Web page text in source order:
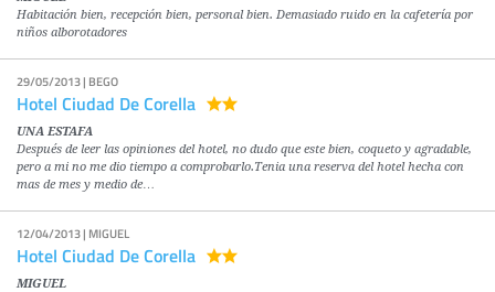
Habitación bien, recepción bien, personal bien. Demasiado ruido en la cafetería por
niños alborotadores
29/05/2013 | BEGO
Hotel Ciudad De Corella
UNA ESTAFA
Después de leer las opiniones del hotel, no dudo que este bien, coqueto y agradable,
pero a mi no me dio tiempo a comprobarlo.Tenia una reserva del hotel hecha con
mas de mes y medio de…
12/04/2013 | MIGUEL
Hotel Ciudad De Corella
MIGUEL